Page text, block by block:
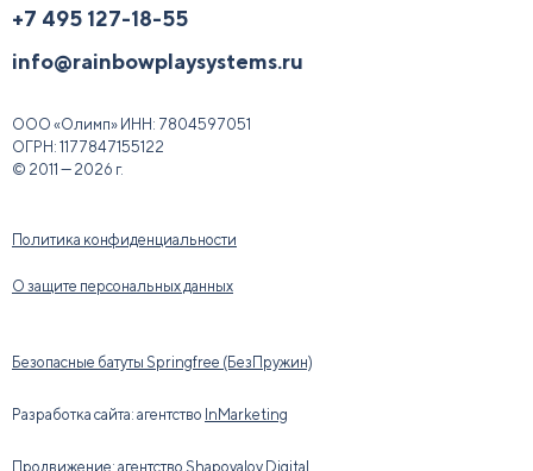
+7 495 127-18-55
info@rainbowplaysystems.ru
ООО «Олимп» ИНН: 7804597051
ОГРН: 1177847155122
© 2011 — 2026 г.
Политика конфиденциальности
О защите персональных данных
Безопасные батуты Springfree (БезПружин)
Разработка сайта: агентство InMarketing
Продвижение: агентство Shapovalov Digital